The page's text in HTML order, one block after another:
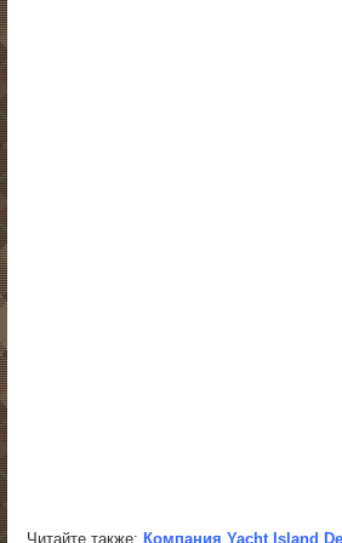
Читайте также: Компания Yacht Island